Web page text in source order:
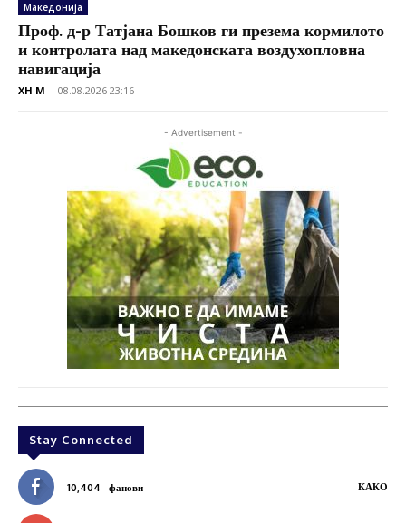
Македонија
Проф. д-р Татјана Бошков ги презема кормилото
и контролата над македонската воздухопловна
навигација
XH M - 08.08.2026 23:16
- Advertisement -
Stay Connected
10,404 фанови КАКО